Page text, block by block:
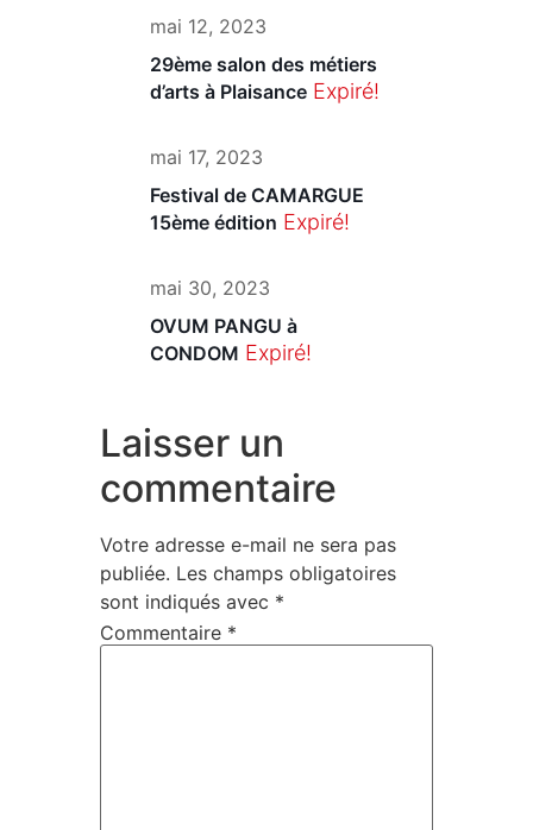
mai 12, 2023
29ème salon des métiers
d’arts à Plaisance Expiré!
mai 17, 2023
Festival de CAMARGUE
15ème édition Expiré!
mai 30, 2023
OVUM PANGU à
CONDOM Expiré!
Laisser un
commentaire
Votre adresse e-mail ne sera pas
publiée. Les champs obligatoires
sont indiqués avec *
Commentaire *